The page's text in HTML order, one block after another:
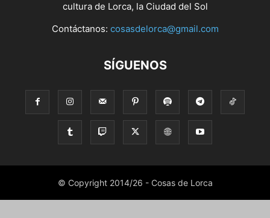
cultura de Lorca, la Ciudad del Sol
Contáctanos: cosasdelorca@gmail.com
SÍGUENOS
© Copyright 2014/26 - Cosas de Lorca